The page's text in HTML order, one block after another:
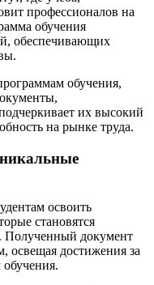
профессионалов на
обучения
обеспечивающих
обучения,
их высокий
на рынке труда.
освоить
становятся
документ
освещая достижения за